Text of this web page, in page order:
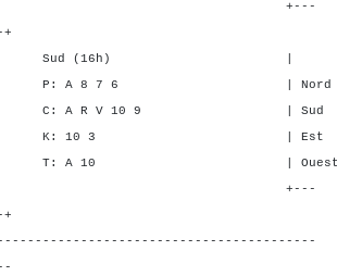
| SA P
7 6 | Nord 5 2
V 10 9 | Sud 5
3 | Est - -
| Ouest - -